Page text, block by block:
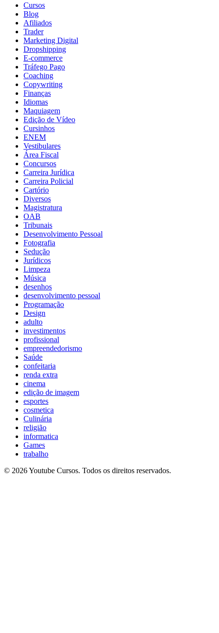
Cursos
Blog
Afiliados
Trader
Marketing Digital
Dropshipping
E-commerce
Tráfego Pago
Coaching
Copywriting
Finanças
Idiomas
Maquiagem
Edição de Vídeo
Cursinhos
ENEM
Vestibulares
Área Fiscal
Concursos
Carreira Jurídica
Carreira Policial
Cartório
Diversos
Magistratura
OAB
Tribunais
Desenvolvimento Pessoal
Fotografia
Sedução
Jurídicos
Limpeza
Música
desenhos
desenvolvimento pessoal
Programação
Design
adulto
investimentos
profissional
empreendedorismo
Saúde
confeitaria
renda extra
cinema
edição de imagem
esportes
cosmetica
Culinária
religião
informatica
Games
trabalho
© 2026 Youtube Cursos. Todos os direitos reservados.